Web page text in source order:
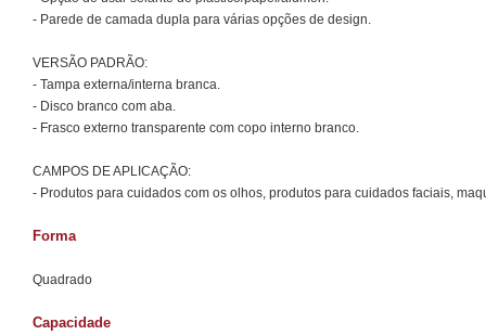
- Parede de camada dupla para várias opções de design.
VERSÃO PADRÃO:
- Tampa externa/interna branca.
- Disco branco com aba.
- Frasco externo transparente com copo interno branco.
CAMPOS DE APLICAÇÃO:
- Produtos para cuidados com os olhos, produtos para cuidados faciais,
Forma
Quadrado
Capacidade